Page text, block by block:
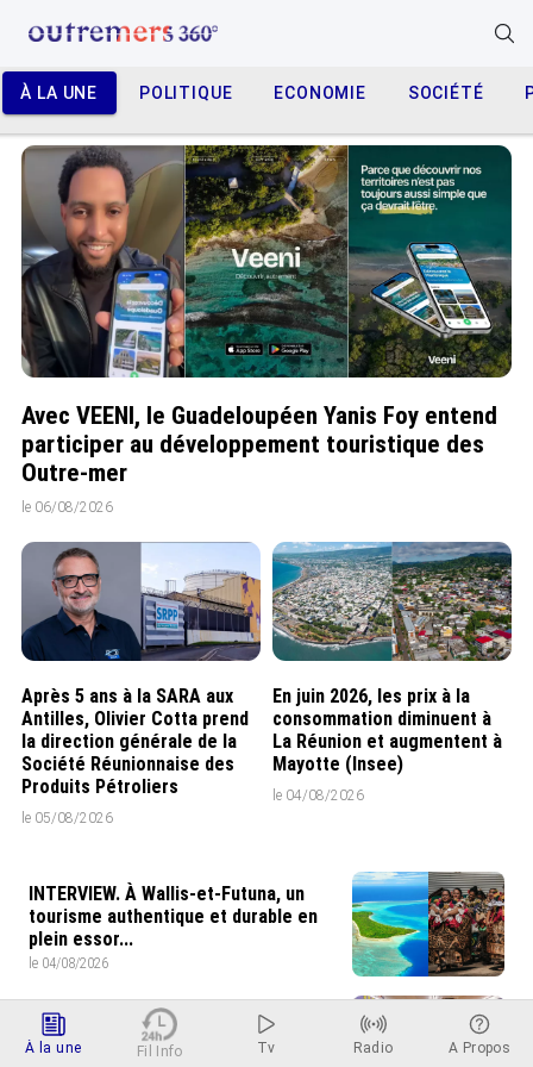
À LA UNE POLITIQUE ECONOMIE SOCIÉTÉ
Avec VEENI, le Guadeloupéen Yanis Foy entend
participer au développement touristique des
Outre-mer
le 06/08/2026
Après 5 ans à la SARA aux
Antilles, Olivier Cotta prend
la direction générale de la
Société Réunionnaise des
Produits Pétroliers
le 05/08/2026
En juin 2026, les prix à la
consommation diminuent à
La Réunion et augmentent à
Mayotte (Insee)
le 04/08/2026
INTERVIEW. À Wallis-et-Futuna, un
tourisme authentique et durable en
plein essor...
le 04/08/2026
Prix à la consommation en juin 2026 :
progression en Guadeloupe, recul en
À la une Fil Info Tv Radio A Propos